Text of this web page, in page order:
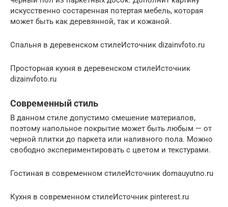
искусственно состаренная потертая мебель, которая
может быть как деревянной, так и кожаной.
Спальня в деревенском стилеИсточник dizainvfoto.ru
Просторная кухня в деревенском стилеИсточник
dizainvfoto.ru
Современный стиль
В данном стиле допустимо смешение материалов,
поэтому напольное покрытие может быть любым — от
черной плитки до паркета или наливного пола. Можно
свободно экспериментировать с цветом и текстурами.
Гостиная в современном стилеИсточник domauyutno.ru
Кухня в современном стилеИсточник pinterest.ru